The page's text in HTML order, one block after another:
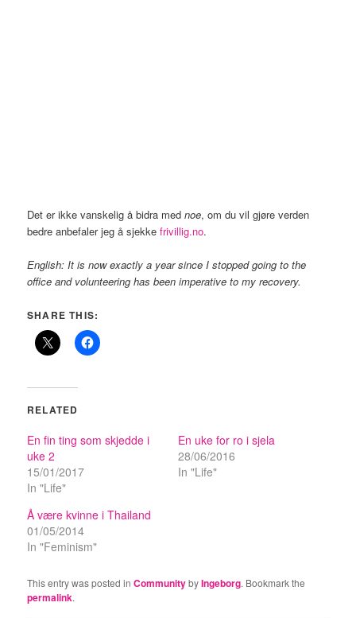
Det er ikke vanskelig å bidra mednoe, om du vil gjøre verden
bedre anbefaler jeg å sjekkefrivillig.no.
English: It is now exactly a year since I stopped going to the
office and volunteering has been imperative to my recovery.
SHARE THIS:
RELATED
En fin ting som skjedde i
uke 2
15/01/2017
In "Life"
En uke for ro i sjela
28/06/2016
In "Life"
Å være kvinne i Thailand
01/05/2014
In "Feminism"
This entry was posted inCommunitybyIngeborg. Bookmark the
permalink.